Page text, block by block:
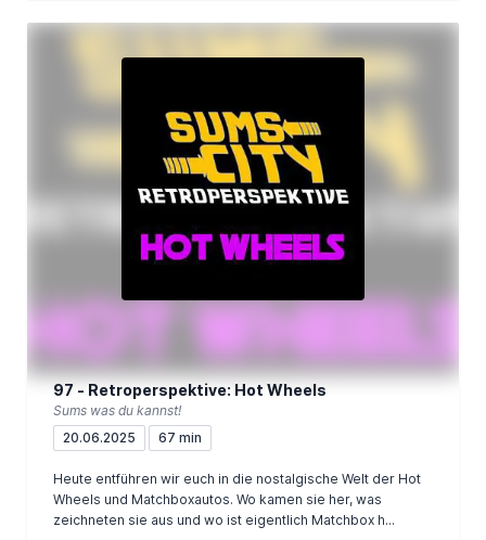
97 - Retroperspektive: Hot Wheels
Sums was du kannst!
20.06.2025
67 min
Heute entführen wir euch in die nostalgische Welt der Hot
Wheels und Matchboxautos. Wo kamen sie her, was
zeichneten sie aus und wo ist eigentlich Matchbox h...